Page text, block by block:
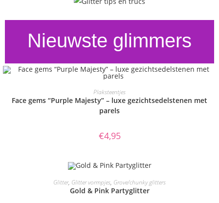
Nieuwste glimmers
TOEVOEGEN AAN WINKELWAGEN
Plaksteentjes
Face gems “Purple Majesty” – luxe gezichtsedelstenen met
parels
€4,95
OPTIES SELECTEREN
Glitter, Glitter vormpjes, Grove/chunky glitters
Gold & Pink Partyglitter